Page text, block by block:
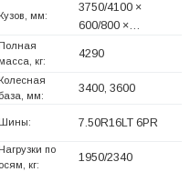
Кузов, мм:
3750/4100 ×
600/800 ×…
Полная
масса, кг:
4290
Колесная
база, мм:
3400, 3600
Шины: 7.50R16LT 6PR
Нагрузки по
осям, кг:
1950/2340